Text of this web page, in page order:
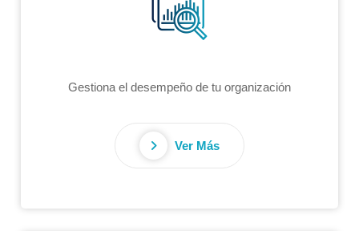
Gestiona el desempeño de tu organización
Ver Más